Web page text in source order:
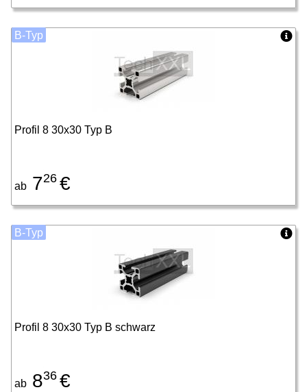
Profil 8 30x30 Typ B
ab 726 €
B-Typ
Profil 8 30x30 Typ B schwarz
ab 836 €
B-Typ